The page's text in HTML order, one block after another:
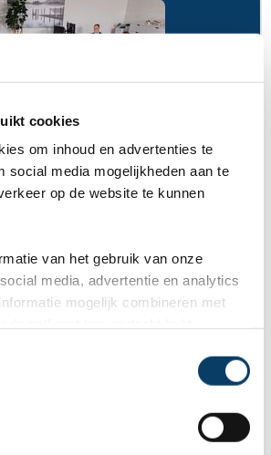
cookies
om inhoud en advertenties te
social media mogelijkheden aan te
op de website te kunnen
van het gebruik van onze
media, advertentie en analytics
mogelijk combineren met
& Calamiteitenfonds
& ervaring
aanvragen